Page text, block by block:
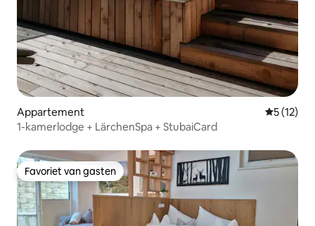
Appartement
5 (12)
1-kamerlodge + LärchenSpa + StubaiCard
Favoriet van gasten
Favoriet van gasten